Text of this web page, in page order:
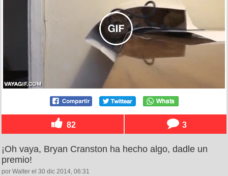
82 3
¡Oh vaya, Bryan Cranston ha hecho algo, dadle un
premio!
por Walter el 30 dic 2014, 06:31